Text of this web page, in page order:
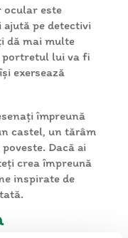
ocular este
pe detectivi
dă mai multe
portretul lui va fi
exersează
împreună
castel, un tărâm
Dacă ai
crea împreună
inspirate de